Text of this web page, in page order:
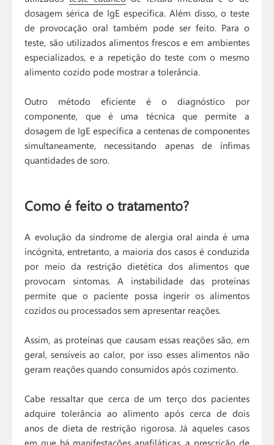
dosagem sérica de IgE específica. Além disso, o teste
de provocação oral também pode ser feito. Para o
teste, são utilizados alimentos frescos e em ambientes
especializados, e a repetição do teste com o mesmo
alimento cozido pode mostrar a tolerância.
Outro método eficiente é o diagnóstico por
componente, que é uma técnica que permite a
dosagem de IgE específica a centenas de componentes
simultaneamente, necessitando apenas de ínfimas
quantidades de soro.
Como é feito o tratamento?
A evolução da síndrome de alergia oral ainda é uma
incógnita, entretanto, a maioria dos casos é conduzida
por meio da restrição dietética dos alimentos que
provocam sintomas. A instabilidade das proteínas
permite que o paciente possa ingerir os alimentos
cozidos ou processados sem apresentar reações.
Assim, as proteínas que causam essas reações são, em
geral, sensíveis ao calor, por isso esses alimentos não
geram reações quando consumidos após cozimento.
Cabe ressaltar que cerca de um terço dos pacientes
adquire tolerância ao alimento após cerca de dois
anos de dieta de restrição rigorosa. Já aqueles casos